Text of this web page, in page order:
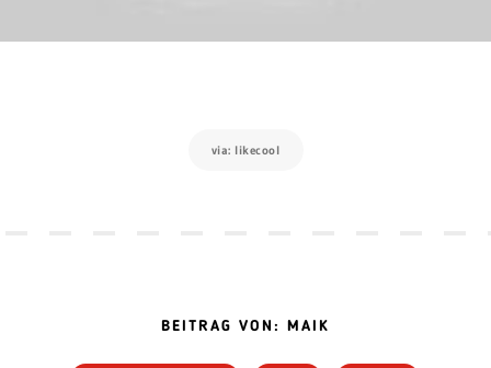
via: likecool
BEITRAG VON: MAIK